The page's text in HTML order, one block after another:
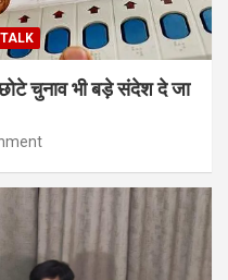
चुनाव भी बड़े संदेश दे जा